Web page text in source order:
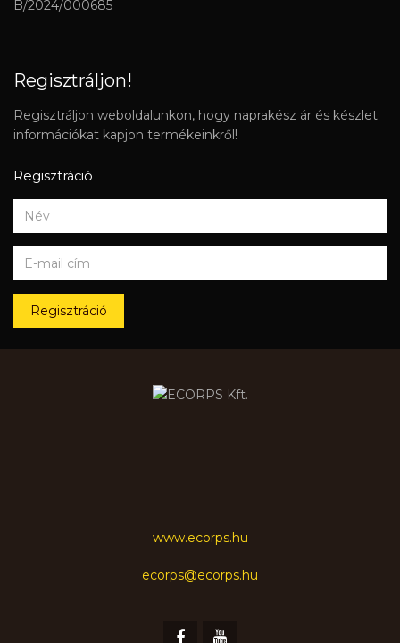
B/2024/000685
Regisztráljon!
Regisztráljon weboldalunkon, hogy naprakész ár és készlet
információkat kapjon termékeinkről!
Regisztráció
Regisztráció
www.ecorps.hu
ecorps@ecorps.hu